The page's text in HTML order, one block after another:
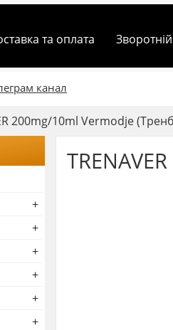
та оплата
канал
200mg/10ml Vermodje